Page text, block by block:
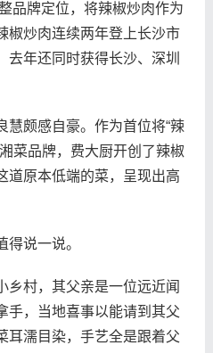
品牌定位，将辣椒炒肉作为
椒炒肉连续两年登上长沙市
年还同时获得长沙、深圳
慧颇感自豪。作为首位将“辣
菜品牌，费大厨开创了辣椒
道原本低端的菜，呈现出高
说一说。
乡村，其父亲是一位远近闻
手，当地喜事以能请到其父
耳濡目染，手艺全是跟着父